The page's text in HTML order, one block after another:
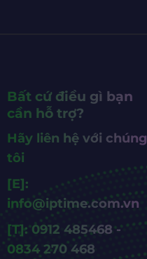
Bất cứ điều gì bạn
cần hỗ trợ?
Hãy liên hệ với chúng
tôi
[E]:
info@iptime.com.vn
[T]: 0912 485468 -
0834 270 468